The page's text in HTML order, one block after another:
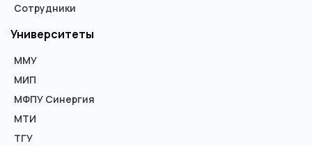
Сотрудники
Университеты
ММУ
МИП
МФПУ Синергия
МТИ
ТГУ